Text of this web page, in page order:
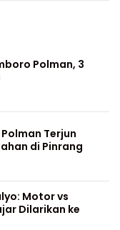
Polman, 3
Terjun
di Pinrang
Motor vs
Dilarikan ke